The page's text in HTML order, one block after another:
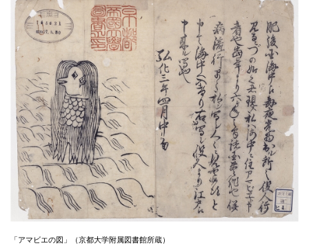
「アマビエの図」（京都大学附属図書館所蔵）